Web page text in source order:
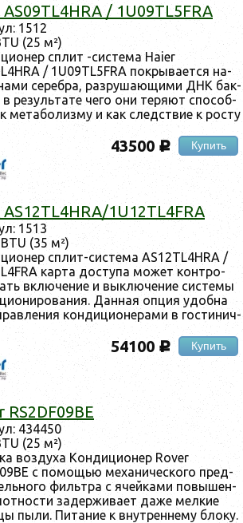
AS09TL4HRA / 1U09TL5FRA
1512
(25 м²)
сплит -сис­те­ма Haier
/ 1U09TL5FRA пок­ры­ва­ет­ся на­
се­реб­ра, раз­ру­ша­ющи­ми ДНК бак­
в ре­зуль­та­те че­го они те­ря­ют спо­соб­
ме­табо­лиз­му и как следс­твие к рос­ту
43500 c Купить
AS12TL4HRA/1U12TL4FRA
1513
(35 м²)
сплит-сис­те­ма AS12TL4HRA /
кар­та дос­ту­па мо­жет кон­тро­
вклю­чение и вык­лю­чение сис­те­мы
Дан­ная оп­ция удоб­на
кон­ди­ци­оне­рами в гос­ти­нич­
54100 c Купить
RS2DF09BE
434450
(25 м²)
воз­ду­ха Кон­ди­ци­онер Rover
с по­мощью ме­хани­чес­ко­го пред­
филь­тра с ячей­ка­ми по­вышен­
за­дер­жи­ва­ет да­же мел­кие
пы­ли. Пи­тание к внут­ренне­му бло­ку.